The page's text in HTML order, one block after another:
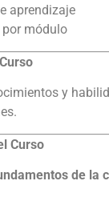
aprendizaje
módulo
y
Curso
de la